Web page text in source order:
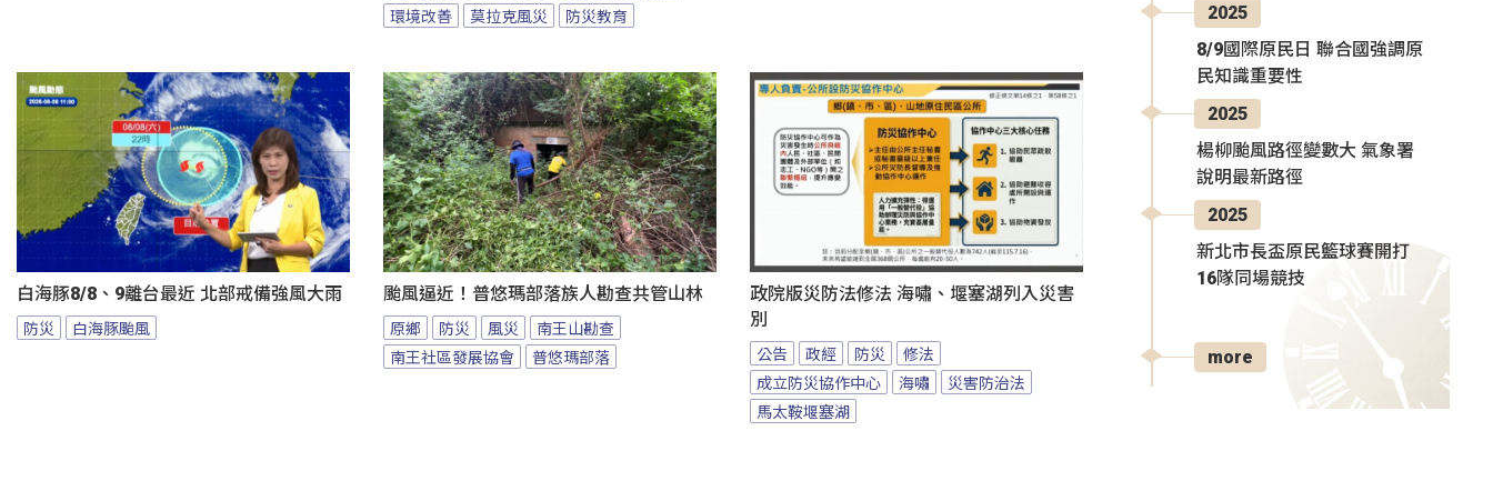
環境改善
莫拉克風災 防災教育
白海豚8/8、9離台最近 北部戒備強風大雨
防災 白海豚颱風
颱風逼近！普悠瑪部落族人勘查共管山林
原鄉 防災 風災
南王山勘查
南王社區發展協會
普悠瑪部落
政院版災防法修法 海嘯、堰塞湖列入災害
別
公告 政經 防災
修法
成立防災協作中心
海嘯
災害防治法
馬太鞍堰塞湖
2025
8/9國際原民日 聯合國強調原
民知識重要性
2025
楊柳颱風路徑變數大 氣象署
說明最新路徑
2025
新北市長盃原民籃球賽開打
16隊同場競技
more